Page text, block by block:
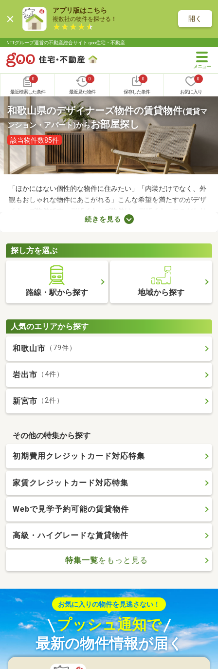
アプリ版はこちら
複数社の物件を探せる！ 開く
NTTグループ運営の不動産総合サイト goo住宅・不動産
0
最近検索した条件
0
最近見た物件
0
保存した条件
0
お気に入り
和歌山県のデザイナーズ物件の賃貸物件(賃貸マ
ンション・アパート)からお部屋探し
該当物件数85件
「ほかにはない個性的な物件に住みたい」「内装だけでなく、外
観もおしゃれな物件にあこがれる」こんな希望を満たすのがデザ
イナーズ物件です。デザイナーズ物件は、デザイナーのこだわり
が詰められたおしゃれな建物であることがポイント。ここでデザ
くださいね。
続きを見る
探し方を選ぶ
路線・駅から探す 地域から探す
人気のエリアから探す
和歌山市 （79件）
岩出市 （4件）
新宮市 （2件）
その他の特集から探す
初期費用クレジットカード対応特集
家賃クレジットカード対応特集
Webで見学予約可能の賃貸物件
高級・ハイグレードな賃貸物件
特集一覧をもっと見る
お気に入りの物件を見逃さない！
プッシュ通知で
最新の物件情報が届く